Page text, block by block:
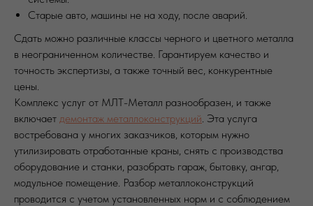
Старые авто, машины не на ходу, после аварий.
Сдать можно различные классы черного и цветного металла
в неограниченном количестве. Гарантируем качество и
точность экспертизы, а также точный вес, конкурентные
цены.
Комплекс услуг от МЛТ-Металл разнообразен, и также
включает демонтаж металлоконструкций. Эта услуга
востребована у многих заказчиков, которым нужно
утилизировать отработанные краны, снять с производства
оборудование и станки, разобрать гараж, бытовку, ангар,
модульное помещение. Разбор металлоконструкций
проводится с учетом установленных норм и с соблюдением